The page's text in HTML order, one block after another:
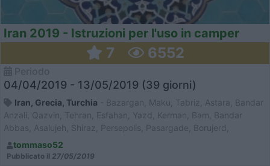
Iran 2019 - Istruzioni per l'uso in camper
7 6552
04/04/2019 - 13/05/2019 (39 giorni)
Iran, Grecia, Turchia - Bazargan, Maku, Tabriz, Astara, Bandar
Anzali, Qazvin, Tehran, Esfahan, Yazd, Kerman, Bam, Bandar
Abbas, Asalujeh, Shiraz, Persepolis, Pasargade, Borujerd,
Hamadan, Sanandaj, Divanderreh, Miyandoab, Maragheh,
Orumyeh, Khoy, Igoumenitsa, Istambul
tommaso52
Pubblicato il 27/05/2019